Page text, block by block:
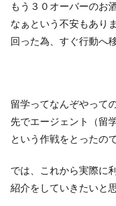
もう３０オーバーのお
なぁという不安もあり
回った為、すぐ行動へ
留学ってなんぞやって
先でエージェント（留
という作戦をとったので
では、これから実際に
紹介をしていきたいと